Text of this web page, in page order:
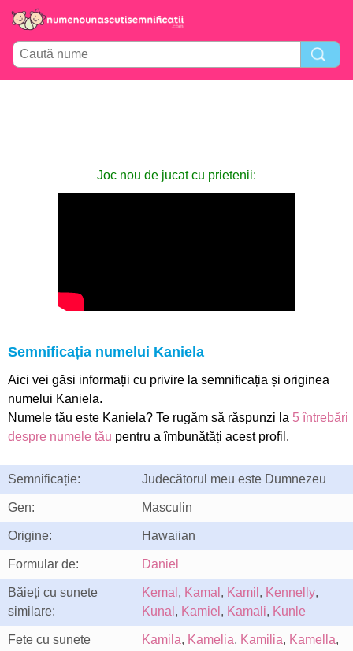
Joc nou de jucat cu prietenii:
Semnificația numelui Kaniela
Aici vei găsi informații cu privire la semnificația și originea
numelui Kaniela.
Numele tău este Kaniela? Te rugăm să răspunzi la 5 întrebări
despre numele tău pentru a îmbunătăți acest profil.
Semnificație: Judecătorul meu este Dumnezeu
Gen: Masculin
Origine: Hawaiian
Formular de: Daniel
Băieți cu sunete
similare:
Kemal , Kamal , Kamil , Kennelly,
Kunal , Kamiel , Kamali, Kunle
Fete cu sunete
Kamila, Kamelia, Kamilia, Kamella,